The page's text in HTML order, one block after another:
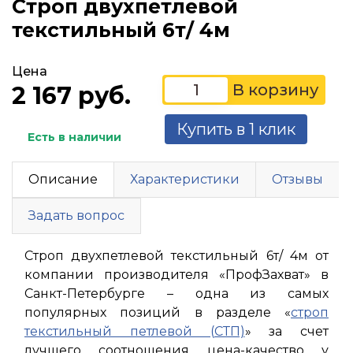
Строп двухпетлевой
текстильный 6т/ 4м
Цена
2 167 руб.
Купить в 1 клик
Есть в наличии
Описание Характеристики Отзывы
Задать вопрос
Строп двухпетлевой текстильный 6т/ 4м от
компании производителя «ПрофЗахват» в
Санкт-Петербурге – одна из самых
популярных позиций в разделе «строп
текстильный петлевой (СТП)» за счет